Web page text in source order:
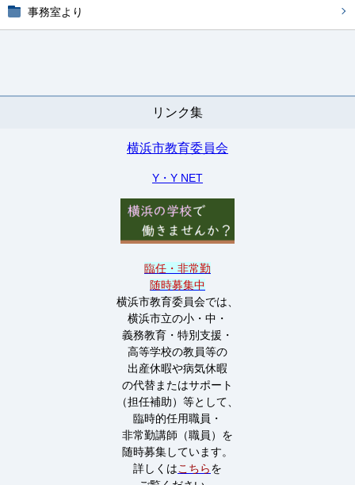
事務室より
リンク集
横浜市教育委員会
Y・Y NET
臨任・非常勤
随時募集中
横浜市教育委員会では、
横浜市立の小・中・
義務教育・特別支援・
高等学校の教員等の
出産休暇や病気休暇
の代替またはサポート
（担任補助）等として、
臨時的任用職員・
非常勤講師（職員）を
随時募集しています。
詳しくはこちらを